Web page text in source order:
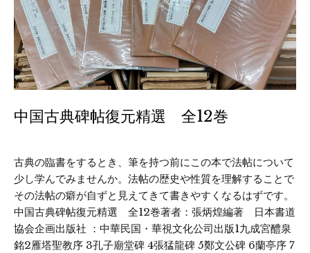
中国古典碑帖復元精選 全12巻
古典の臨書をするとき、筆を持つ前にこの本で法帖について
少し学んでみませんか。法帖の歴史や性質を理解することで
その法帖の癖が自ずと見えてきて書きやすくなるはずです。
中国古典碑帖復元精選 全12巻著者：張炳煌編著 日本書道
協会企画出版社 ：中華民国・華視文化公司出版1九成宮醴泉
銘2雁塔聖教序 3孔子廟堂碑 4張猛龍碑 5鄭文公碑 6蘭亭序 7